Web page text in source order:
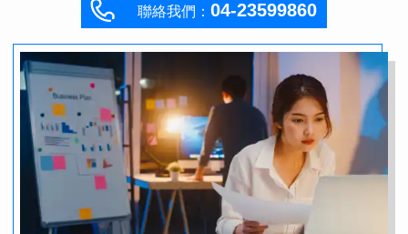
聯絡我們： 04-23599860
5
4
3
3
2
1
0
9
8
7
6
5
9
8
7
7
6
6
5
0
9